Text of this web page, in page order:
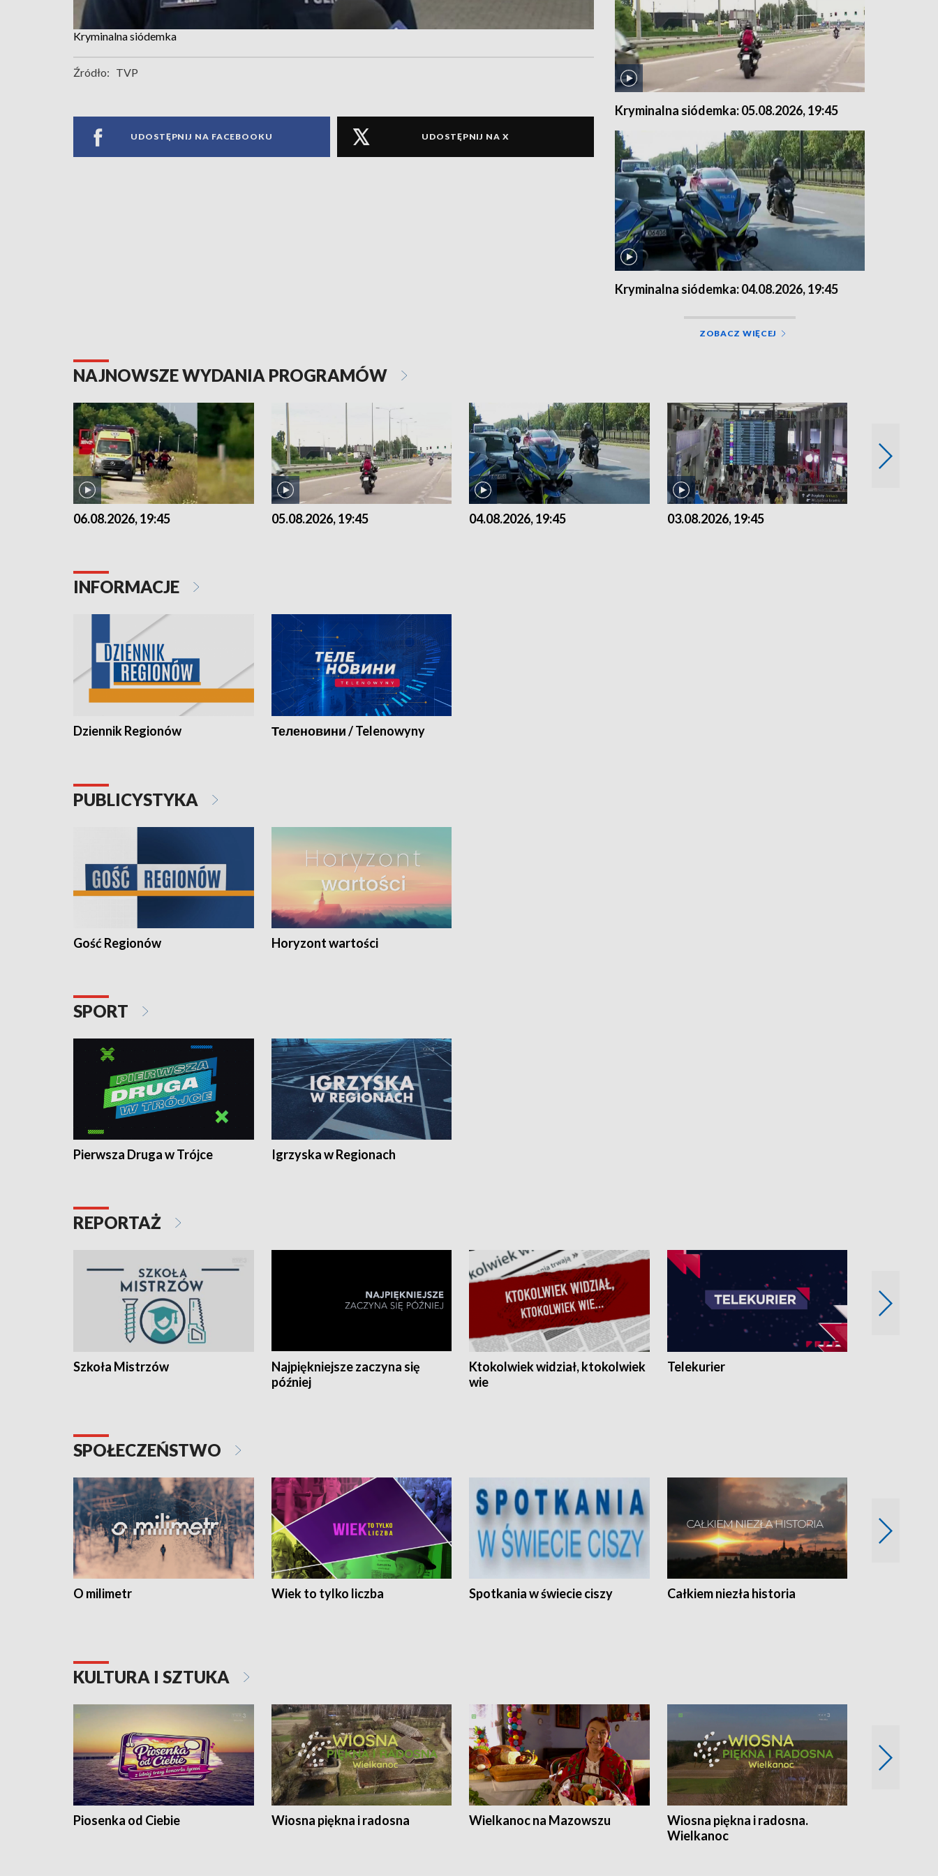
Kryminalna siódemka
Źródło: TVP
UDOSTĘPNIJ NA FACEBOOKU UDOSTĘPNIJ NA X
Kryminalna siódemka: 05.08.2026, 19:45
Kryminalna siódemka: 04.08.2026, 19:45
ZOBACZ WIĘCEJ
NAJNOWSZE WYDANIA PROGRAMÓW
06.08.2026, 19:45 05.08.2026, 19:45 04.08.2026, 19:45 03.08.2026, 19:45
INFORMACJE
Dziennik Regionów Теленовини / Telenowyny
PUBLICYSTYKA
Gość Regionów Horyzont wartości
SPORT
Pierwsza Druga w Trójce Igrzyska w Regionach
REPORTAŻ
Szkoła Mistrzów
Najpiękniejsze zaczyna się
później
Ktokolwiek widział, ktokolwiek
wie
Telekurier
SPOŁECZEŃSTWO
O milimetr Wiek to tylko liczba Spotkania w świecie ciszy Całkiem niezła historia
KULTURA I SZTUKA
Piosenka od Ciebie Wiosna piękna i radosna Wielkanoc na Mazowszu
Wiosna piękna i radosna.
Wielkanoc